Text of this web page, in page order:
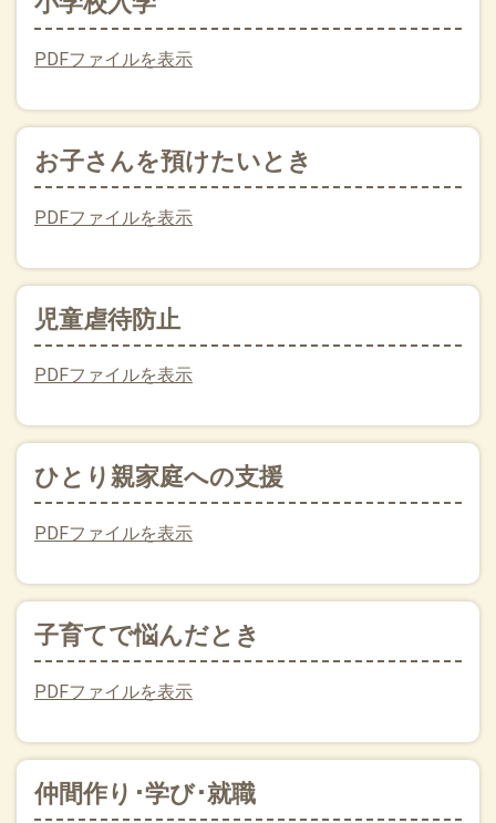
PDFファイルを表示
お子さんを預けたいとき
PDFファイルを表示
児童虐待防止
PDFファイルを表示
ひとり親家庭への支援
PDFファイルを表示
子育てで悩んだとき
PDFファイルを表示
仲間作り･学び･就職